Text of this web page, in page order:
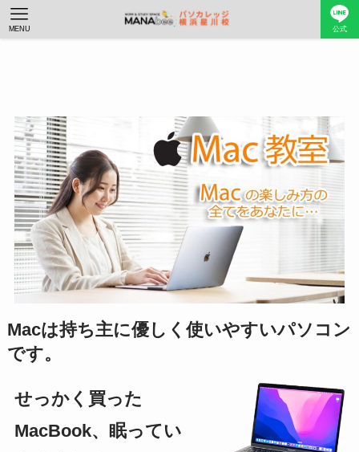
公式
MENU
Macは持ち主に優しく使いやすいパソコン
です。
せっかく買った
MacBook、眠ってい